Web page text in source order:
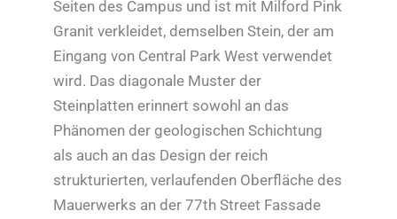
Seiten des Campus und ist mit Milford Pink
Granit verkleidet, demselben Stein, der am
Eingang von Central Park West verwendet
wird. Das diagonale Muster der
Steinplatten erinnert sowohl an das
Phänomen der geologischen Schichtung
als auch an das Design der reich
strukturierten, verlaufenden Oberfläche des
Mauerwerks an der 77th Street Fassade